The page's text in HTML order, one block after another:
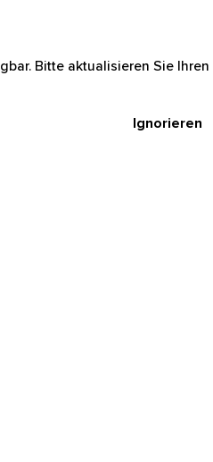
Bitte aktualisieren Sie Ihren
Ignorieren